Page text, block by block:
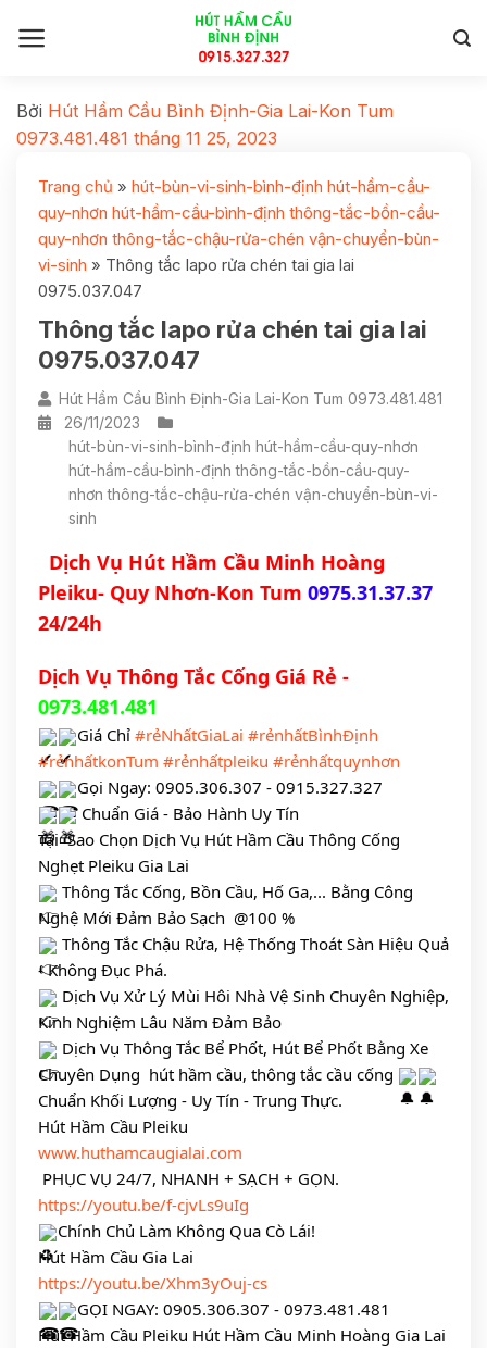
Bởi Hút Hầm Cầu Bình Định-Gia Lai-Kon Tum
0973.481.481 tháng 11 25, 2023
Trang chủ » hút-bùn-vi-sinh-bình-định hút-hầm-cầu-
quy-nhơn hút-hầm-cầu-bình-định thông-tắc-bồn-cầu-
quy-nhơn thông-tắc-chậu-rửa-chén vận-chuyển-bùn-
vi-sinh » Thông tắc lapo rửa chén tai gia lai
0975.037.047
Thông tắc lapo rửa chén tai gia lai
0975.037.047
Hút Hầm Cầu Bình Định-Gia Lai-Kon Tum 0973.481.481
26/11/2023
hút-bùn-vi-sinh-bình-định hút-hầm-cầu-quy-nhơn
hút-hầm-cầu-bình-định thông-tắc-bồn-cầu-quy-
nhơn thông-tắc-chậu-rửa-chén vận-chuyển-bùn-vi-
sinh
Dịch Vụ Hút Hầm Cầu Minh Hoàng
Pleiku- Quy Nhơn-Kon Tum 0975.31.37.37
24/24h
Dịch Vụ Thông Tắc Cống Giá Rẻ -
0973.481.481
Giá Chỉ #rẻNhấtGiaLai #rẻnhấtBìnhĐịnh
#rẻnhấtkonTum #rẻnhấtpleiku #rẻnhấtquynhơn
Gọi Ngay: 0905.306.307 - 0915.327.327
Chuẩn Giá - Bảo Hành Uy Tín
Tại  Sao Chọn Dịch Vụ Hút Hầm Cầu Thông Cống
Nghẹt Pleiku Gia Lai
Thông Tắc Cống, Bồn Cầu, Hố Ga,... Bằng Công
Nghệ Mới Đảm Bảo Sạch  @100 %
Thông Tắc Chậu Rửa, Hệ Thống Thoát Sàn Hiệu Quả
- Không Đục Phá.
Dịch Vụ Xử Lý Mùi Hôi Nhà Vệ Sinh Chuyên Nghiệp,
Kinh Nghiệm Lâu Năm Đảm Bảo
Dịch Vụ Thông Tắc Bể Phốt, Hút Bể Phốt Bằng Xe
Chuyên Dụng  hút hầm cầu, thông tắc cầu cống
Chuẩn Khối Lượng - Uy Tín - Trung Thực.
Hút Hầm Cầu Pleiku
www.huthamcaugialai.com
PHỤC VỤ 24/7, NHANH + SẠCH + GỌN.
https://youtu.be/f-cjvLs9uIg
Chính Chủ Làm Không Qua Cò Lái!
Hút Hầm Cầu Gia Lai
https://youtu.be/Xhm3yOuj-cs
GỌI NGAY: 0905.306.307 - 0973.481.481
Hút Hầm Cầu Pleiku Hút Hầm Cầu Minh Hoàng Gia Lai